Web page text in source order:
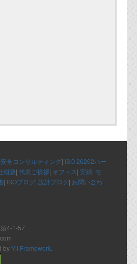
全コンサルティング| ISO 26262ハー
概要| 代表ご挨拶| オフィス| 実績| モ
| ISOブログ| 設計ブログ| お問い合わ
4-1-57
byYii Framework